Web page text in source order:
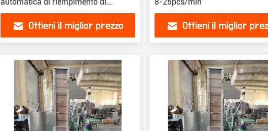
bottiglie liquide
Ottieni il miglior prezzo Ottieni il miglior